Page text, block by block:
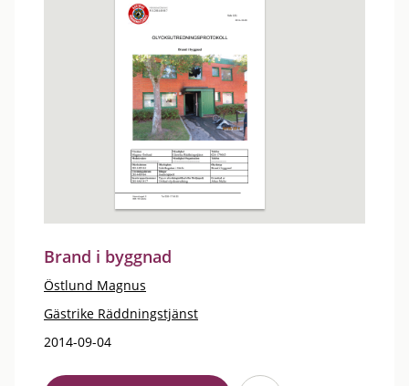
Brand i byggnad
Östlund Magnus
Gästrike Räddningstjänst
2014-09-04